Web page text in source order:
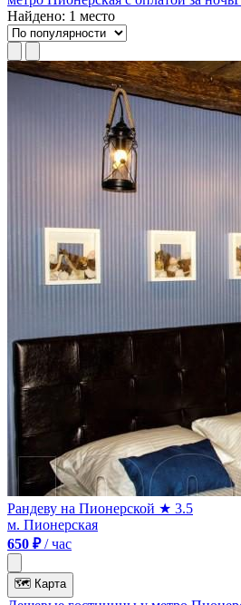
Найдено: 1 место
Рандеву на Пионерской ★ 3.5
м. Пионерская
650 ₽/ час
🗺 Карта